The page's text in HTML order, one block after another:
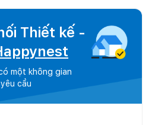
Thiết kế -
một không gian
cầu